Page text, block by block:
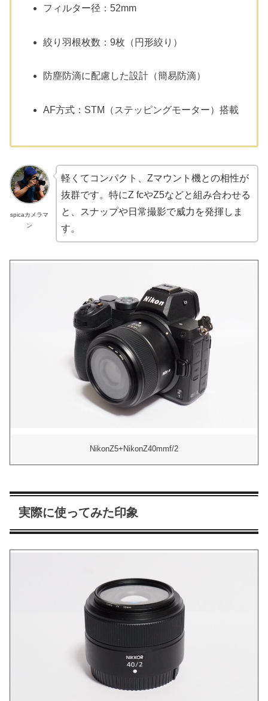
フィルター径：52mm
絞り羽根枚数：9枚（円形絞り）
防塵防滴に配慮した設計（簡易防滴）
AF方式：STM（ステッピングモーター）搭載
spicaカメラマ
ン
軽くてコンパクト、Zマウント機との相性が
抜群です。特にZ fcやZ5などと組み合わせる
と、スナップや日常撮影で威力を発揮しま
す。
NikonZ5+NikonZ40mmf/2
実際に使ってみた印象